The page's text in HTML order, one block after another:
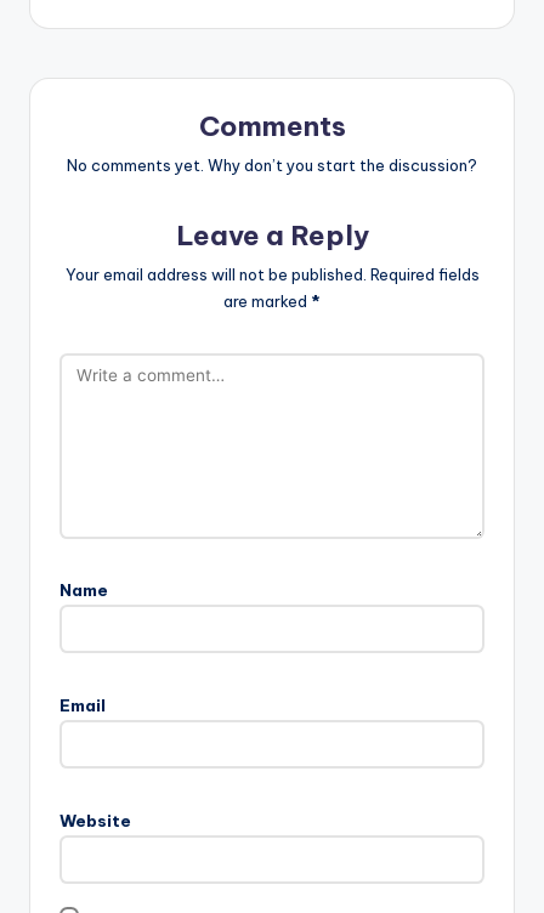
Comments
No comments yet. Why don’t you start the discussion?
Leave a Reply
Your email address will not be published. Required fields
are marked *
Name
Email
Website